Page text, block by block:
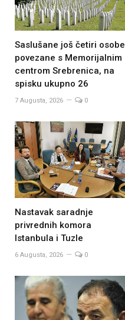
Saslušane još četiri osobe
povezane s Memorijalnim
centrom Srebrenica, na
spisku ukupno 26
7 Augusta, 2026 0
Nastavak saradnje
privrednih komora
Istanbula i Tuzle
6 Augusta, 2026 0